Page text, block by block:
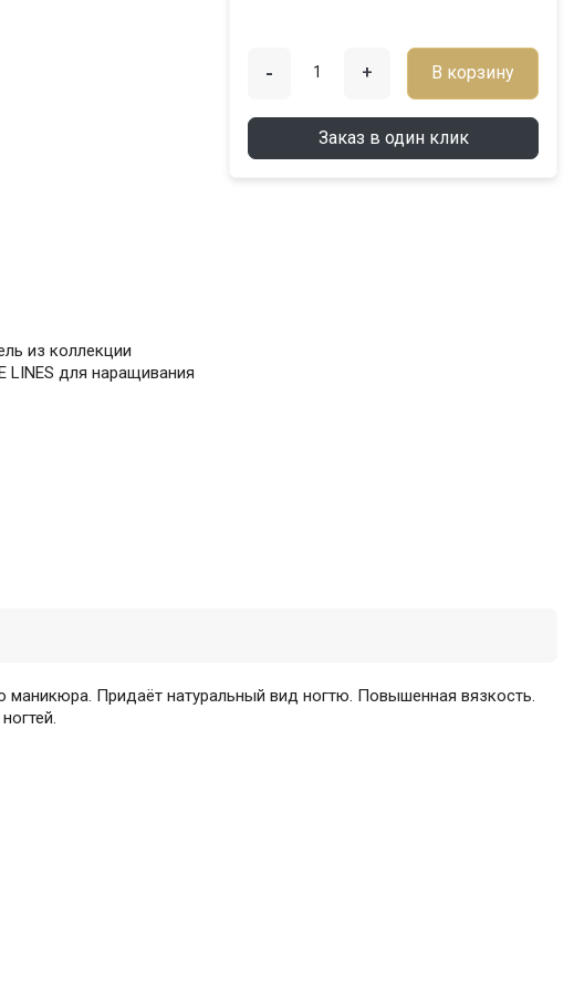
из коллекции
LINES для наращивания
- + В корзину
Заказ в один клик
маникюра. Придаёт натуральный вид ногтю. Повышенная вязкость.